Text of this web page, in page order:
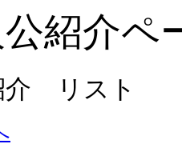
紹介ペ
介 リスト